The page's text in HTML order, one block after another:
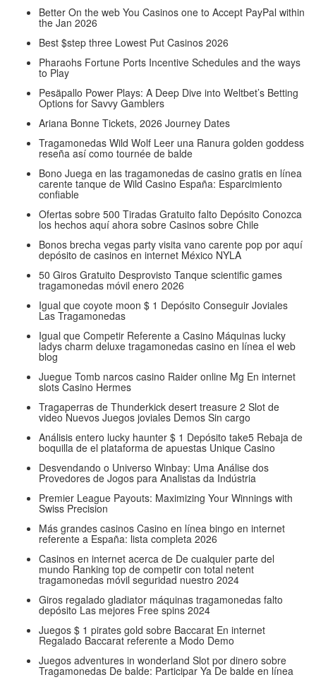
Better On the web You Casinos one to Accept PayPal within
the Jan 2026
Best $step three Lowest Put Casinos 2026
Pharaohs Fortune Ports Incentive Schedules and the ways
to Play
Pesäpallo Power Plays: A Deep Dive into Weltbet’s Betting
Options for Savvy Gamblers
Ariana Bonne Tickets, 2026 Journey Dates
Tragamonedas Wild Wolf Leer una Ranura golden goddess
reseña así­ como tournée de balde
Bono Juega en las tragamonedas de casino gratis en línea
carente tanque de Wild Casino España: Esparcimiento
confiable
Ofertas sobre 500 Tiradas Gratuito falto Depósito Conozca
los hechos aquí ahora sobre Casinos sobre Chile
Bonos brecha vegas party visita vano carente pop por aquí
depósito de casinos en internet México NYLA
50 Giros Gratuito Desprovisto Tanque scientific games
tragamonedas móvil enero 2026
Igual que coyote moon $ 1 Depósito Conseguir Joviales
Las Tragamonedas
Igual que Competir Referente a Casino Máquinas lucky
ladys charm deluxe tragamonedas casino en línea el web
blog
Juegue Tomb narcos casino Raider online Mg En internet
slots Casino Hermes
Tragaperras de Thunderkick desert treasure 2 Slot de
video Nuevos Juegos joviales Demos Sin cargo
Análisis entero lucky haunter $ 1 Depósito take5 Rebaja de
boquilla de el plataforma de apuestas Unique Casino
Desvendando o Universo Winbay: Uma Análise dos
Provedores de Jogos para Analistas da Indústria
Premier League Payouts: Maximizing Your Winnings with
Swiss Precision
Más grandes casinos Casino en línea bingo en internet
referente a España: lista completa 2026
Casinos en internet acerca de De cualquier parte del
mundo Ranking top de competir con total netent
tragamonedas móvil seguridad nuestro 2024
Giros regalado gladiator máquinas tragamonedas falto
depósito Las mejores Free spins 2024
Juegos $ 1 pirates gold sobre Baccarat En internet
Regalado Baccarat referente a Modo Demo
Juegos adventures in wonderland Slot por dinero sobre
Tragamonedas De balde: Participar Ya De balde en línea